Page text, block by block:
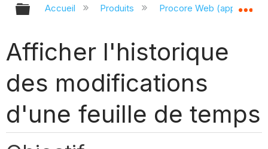
Développer/réduire la hiérarchie
Accueil Produits Procore Web
Afficher l'historique
des modifications
d'une feuille de temps